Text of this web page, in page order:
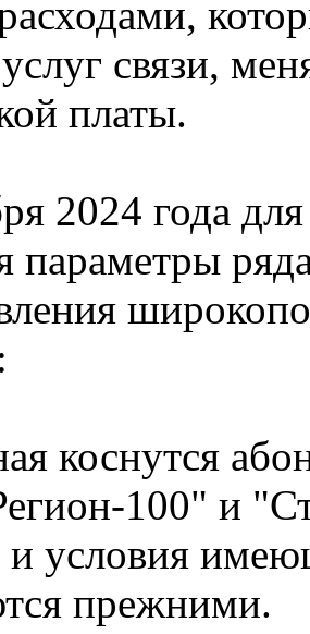
связи,
платы.
2024 года
параметры
коснутся
100" и
и условия
прежними.